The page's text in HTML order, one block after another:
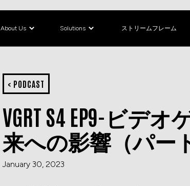
About Us Solutions ストリームフレーム
< PODCAST
VGRT S4 EP9-ビデ
来への影響（パー
January 30, 2023